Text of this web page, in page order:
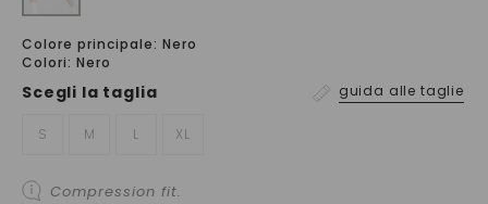
Colore principale: Nero
Colori: Nero
Scegli la taglia guida alle taglie
S M L XL
Compression fit.